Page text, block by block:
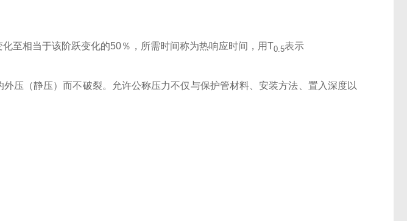
至相当于该阶跃变化的50％，所需时间称为热响应时间，用T0.5表示
压（静压）而不破裂。允许公称压力不仅与保护管材料、安装方法、置入深度以